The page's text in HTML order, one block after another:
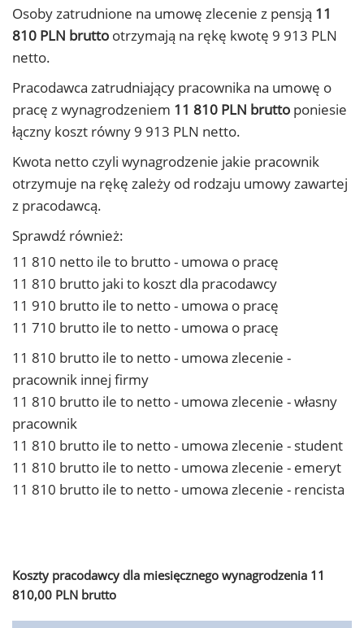
Osoby zatrudnione na umowę zlecenie z pensją 11
810 PLN brutto otrzymają na rękę kwotę 9 913 PLN
netto.
Pracodawca zatrudniający pracownika na umowę o
pracę z wynagrodzeniem 11 810 PLN brutto poniesie
łączny koszt równy 9 913 PLN netto.
Kwota netto czyli wynagrodzenie jakie pracownik
otrzymuje na rękę zależy od rodzaju umowy zawartej
z pracodawcą.
Sprawdź również:
11 810 netto ile to brutto - umowa o pracę
11 810 brutto jaki to koszt dla pracodawcy
11 910 brutto ile to netto - umowa o pracę
11 710 brutto ile to netto - umowa o pracę
11 810 brutto ile to netto - umowa zlecenie -
pracownik innej firmy
11 810 brutto ile to netto - umowa zlecenie - własny
pracownik
11 810 brutto ile to netto - umowa zlecenie - student
11 810 brutto ile to netto - umowa zlecenie - emeryt
11 810 brutto ile to netto - umowa zlecenie - rencista
Koszty pracodawcy dla miesięcznego wynagrodzenia 11
810,00 PLN brutto